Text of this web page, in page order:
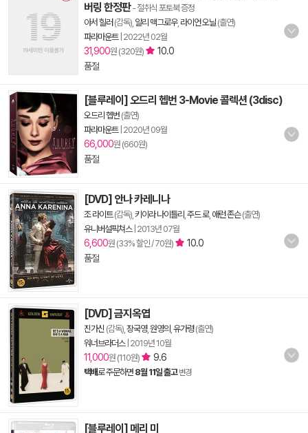
버링 한정판- 절취식 포토북 증정
아서 힐러 (감독), 알리 맥그로우, 라이언 오닐 (출연)
파라마운트| 2022년 02월
31,900원 (320원)
10.0
품절
[블루레이] 오드리 헵번 3-Movie 콜렉션 (3disc)
오드리 헵번 (출연)
파라마운트| 2020년 09월
66,000원 (660원)
품절
[DVD] 안나 카레니나
조 라이트(감독), 키이라 나이틀리 주드 로, 애런 존슨(출연)
유니버설픽쳐스| 2013년 07월
6,600원 (33% 할인 / 70원)
10.0
품절
[DVD] 금지옥엽
진가신 (감독), 장국영, 원영의 유가령(출연)
워너브라더스| 2019년 10월
11,000원 (110원) 9.6
택배로 주문하면 8월 11일 출고 변경
[블루레이] 메리 미